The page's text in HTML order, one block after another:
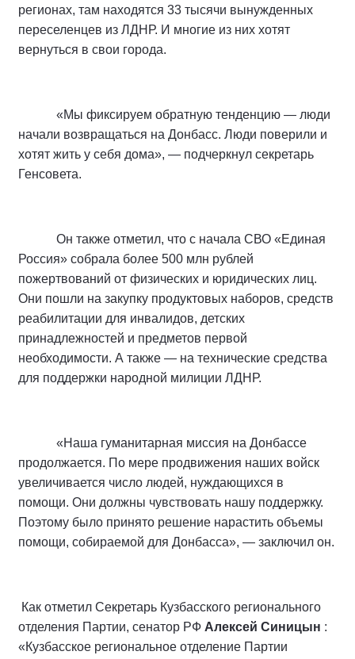
регионах, там находятся 33 тысячи вынужденных
переселенцев из ЛДНР. И многие из них хотят
вернуться в свои города.
«Мы фиксируем обратную тенденцию — люди
начали возвращаться на Донбасс. Люди поверили и
хотят жить у себя дома», — подчеркнул секретарь
Генсовета.
Он также отметил, что с начала СВО «Единая
Россия» собрала более 500 млн рублей
пожертвований от физических и юридических лиц.
Они пошли на закупку продуктовых наборов, средств
реабилитации для инвалидов, детских
принадлежностей и предметов первой
необходимости. А также — на технические средства
для поддержки народной милиции ЛДНР.
«Наша гуманитарная миссия на Донбассе
продолжается. По мере продвижения наших войск
увеличивается число людей, нуждающихся в
помощи. Они должны чувствовать нашу поддержку.
Поэтому было принято решение нарастить объемы
помощи, собираемой для Донбасса», — заключил он.
Как отметил Секретарь Кузбасского регионального
отделения Партии, сенатор РФ Алексей Синицын :
«Кузбасское региональное отделение Партии